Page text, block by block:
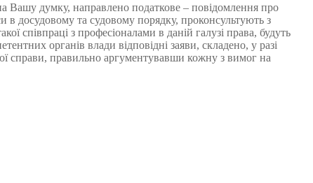
Вашу думку, направлено податкове – повідомлення про
в досудовому та судовому порядку, проконсультують з
співпраці з професіоналами в даній галузі права, будуть
органів влади відповідні заяви, складено, у разі
справи, правильно аргументувавши кожну з вимог на